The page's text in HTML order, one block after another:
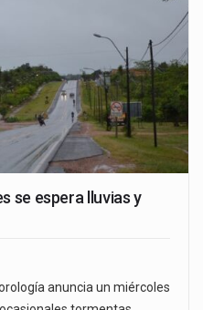
se espera lluvias y
anuncia un miércoles